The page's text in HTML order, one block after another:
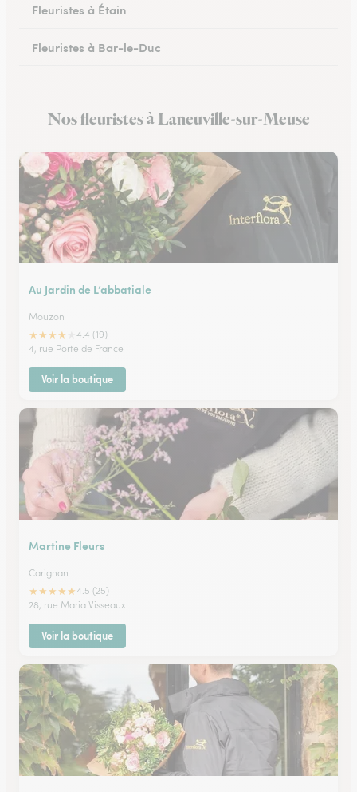
Fleuristes à Étain
Fleuristes à Bar-le-Duc
Fleuristes à Clermont-en-Argonne
Nos fleuristes à Laneuville-sur-Meuse
Au Jardin de L’abbatiale
Mouzon
★★★★
4.4 (19)
4, rue Porte de France
Voir la boutique
Martine Fleurs
Carignan
★★★★★4.5 (25)
28, rue Maria Visseaux
Voir la boutique